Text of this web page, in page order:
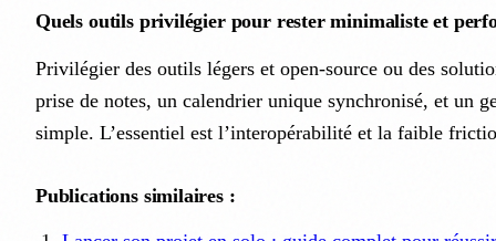
Quels outils privilégier pour rester minimaliste et
Privilégier des outils légers et open-source ou des
prise de notes, un calendrier unique synchronisé, et un
simple. L’essentiel est l’interopérabilité et la faible
Publications similaires :